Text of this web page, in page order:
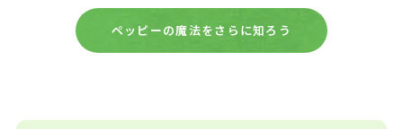
ペッピーの魔法をさらに知ろう